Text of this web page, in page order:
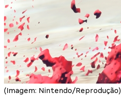
(Imagem: Nintendo/Reprodução)